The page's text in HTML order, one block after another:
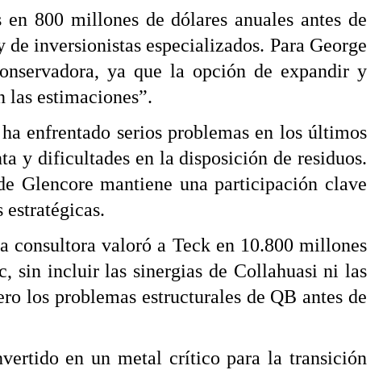
800 millones de dólares anuales antes de
inversionistas especializados. Para George
ya que la opción de expandir y
las estimaciones”.
enfrentado serios problemas en los últimos
y dificultades en la disposición de residuos.
Glencore mantiene una participación clave
consultora valoró a Teck en 10.800 millones
sin incluir las sinergias de Collahuasi ni las
los problemas estructurales de QB antes de
en un metal crítico para la transición